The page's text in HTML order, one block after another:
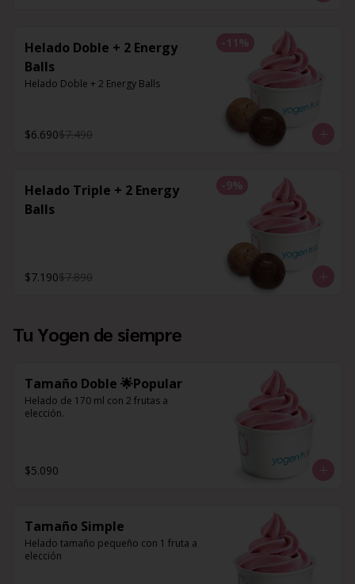
-11 %
Helado Doble + 2 Energy
Balls
Helado Doble + 2 Energy Balls
$6.690$7.490
-9%
Helado Triple + 2 Energy
Balls
$7.190$7.890
Tu Yogen de siempre
Tamaño Doble 🌟Popular
Helado de 170 ml con 2 frutas a
elección.
$5.090
Tamaño Simple
Helado tamaño pequeño con 1 fruta a
elección